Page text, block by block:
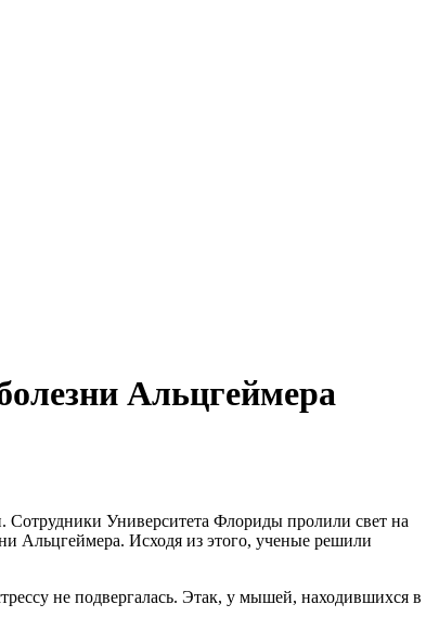
Альцгеймера
Сотрудники Университета Флориды пролили свет на
Альцгеймера. Исходя из этого, ученые решили
не подвергалась. Этак, у мышей, находившихся в